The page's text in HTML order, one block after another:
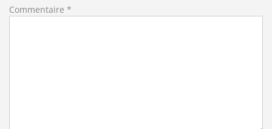
Commentaire *